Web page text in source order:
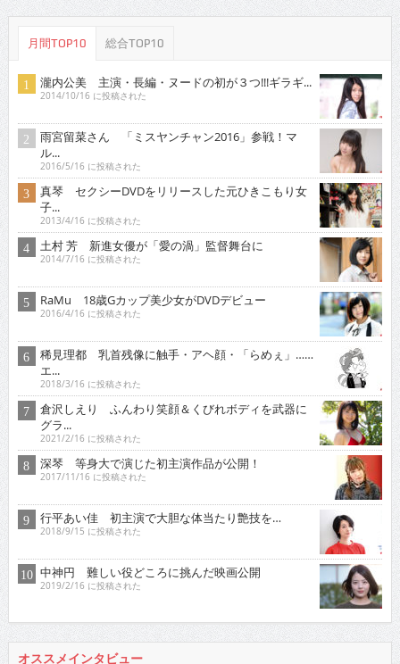
月間TOP10 総合TOP10
瀧内公美 主演・長編・ヌードの初が３つ!!!ギラギ...
2014/10/16 に投稿された
雨宮留菜さん 「ミスヤンチャン2016」参戦！マ
ル...
2016/5/16 に投稿された
真琴 セクシーDVDをリリースした元ひきこもり女
子...
2013/4/16 に投稿された
土村 芳 新進女優が「愛の渦」監督舞台に
2014/7/16 に投稿された
RaMu 18歳Gカップ美少女がDVDデビュー
2016/4/16 に投稿された
稀見理都 乳首残像に触手・アヘ顔・「らめぇ」……
エ...
2018/3/16 に投稿された
倉沢しえり ふんわり笑顔＆くびれボディを武器に
グラ...
2021/2/16 に投稿された
深琴 等身大で演じた初主演作品が公開！
2017/11/16 に投稿された
行平あい佳 初主演で大胆な体当たり艶技を…
2018/9/15 に投稿された
中神円 難しい役どころに挑んだ映画公開
2019/2/16 に投稿された
オススメインタビュー